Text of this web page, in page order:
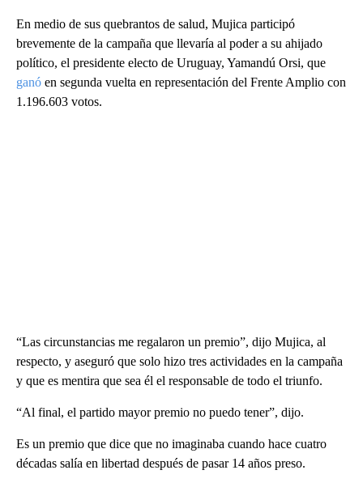
En medio de sus quebrantos de salud, Mujica participó
brevemente de la campaña que llevaría al poder a su ahijado
político, el presidente electo de Uruguay, Yamandú Orsi, que
ganó en segunda vuelta en representación del Frente Amplio con
1.196.603 votos.
“Las circunstancias me regalaron un premio”, dijo Mujica, al
respecto, y aseguró que solo hizo tres actividades en la campaña
y que es mentira que sea él el responsable de todo el triunfo.
“Al final, el partido mayor premio no puedo tener”, dijo.
Es un premio que dice que no imaginaba cuando hace cuatro
décadas salía en libertad después de pasar 14 años preso.